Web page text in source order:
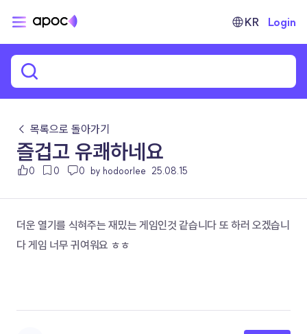
KR Login
← 목록으로 돌아가기
즐겁고 유쾌하네요
0 0 0 by hodoorlee 25.08.15
더운 열기를 식혀주는 재밌는 게임인것 같습니다 또 하러 오겠습니
다 게임 너무 귀여워요 ㅎㅎ